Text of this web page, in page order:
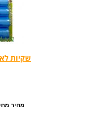
שקיות
מחיר מחירון